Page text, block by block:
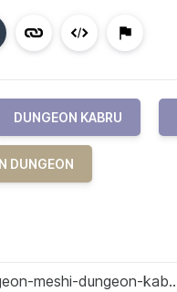
DUNGEON KABRU
DUNGEON